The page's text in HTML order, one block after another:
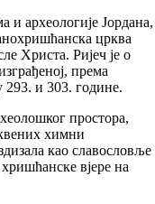
археологије Јордана,
црква
Христа. Ријеч је о
према
293. и 303. године.
простора,
химни
као славословље
вјере на